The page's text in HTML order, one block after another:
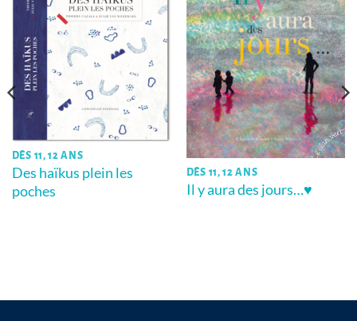
DÈS 11, 12 ANS
Des haïkus plein les
poches
DÈS 11, 12 ANS
Il y aura des jours…♥